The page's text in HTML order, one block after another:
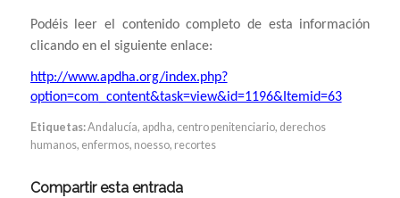
Podéis leer el contenido completo de esta información
clicando en el siguiente enlace:
http://www.apdha.org/index.php?
option=com_content&task=view&id=1196&Itemid=63
Etiquetas:Andalucía, apdha, centro penitenciario, derechos
humanos, enfermos, noesso, recortes
Compartir esta entrada